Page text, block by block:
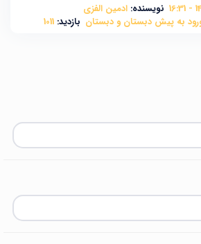
نویسنده: ادمین الفزی
به پیش دبستان و دبستان بازدید: 1011